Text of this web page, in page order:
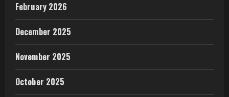
February 2026
December 2025
November 2025
October 2025